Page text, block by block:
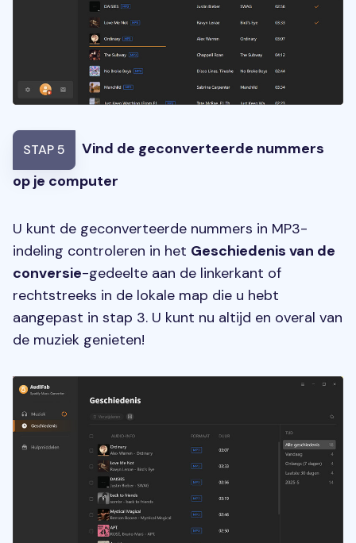
STAP 5
Vind de geconverteerde nummers
op je computer
U kunt de geconverteerde nummers in MP3-
indeling controleren in het Geschiedenis van de
conversie-gedeelte aan de linkerkant of
rechtstreeks in de lokale map die u hebt
aangepast in stap 3. U kunt nu altijd en overal van
de muziek genieten!